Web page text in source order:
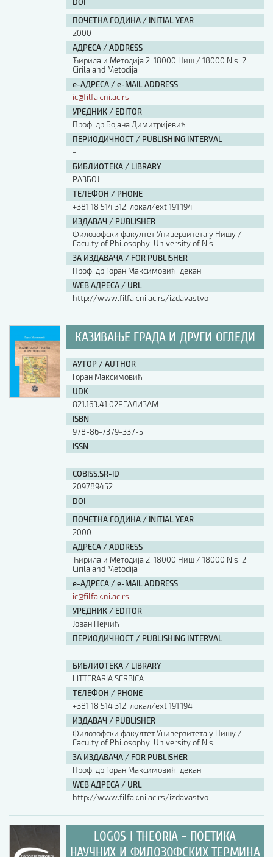
ПОЧЕТНА ГОДИНА / INITIAL YEAR
2000
АДРЕСА / ADDRESS
Ћирила и Методија 2, 18000 Ниш / 18000 Nis, 2
Cirila and Metodija
е-АДРЕСА / e-MAIL ADDRESS
ic@filfak.ni.ac.rs
УРЕДНИК / EDITOR
Проф. др Бојана Димитријевић
ПЕРИОДИЧНОСТ / PUBLISHING INTERVAL
-
БИБЛИОТЕКА / LIBRARY
РАЗБОЈ
ТЕЛЕФОН / PHONE
+381 18 514 312, локал/ext 191,194
ИЗДАВАЧ / PUBLISHER
Филозофски факултет Универзитета у Нишу /
Faculty of Philosophy, University of Nis
ЗА ИЗДАВАЧА / FOR PUBLISHER
Проф. др Горан Максимовић, декан
WEB АДРЕСА / URL
http://www.filfak.ni.ac.rs/izdavastvo
КАЗИВАЊЕ ГРАДА И ДРУГИ ОГЛЕДИ
АУТОР / AUTHOR
Горан Максимовић
UDK
821.163.41.02РЕАЛИЗАМ
ISBN
978-86-7379-337-5
ISSN
-
COBISS.SR-ID
209789452
DOI
ПОЧЕТНА ГОДИНА / INITIAL YEAR
2000
АДРЕСА / ADDRESS
Ћирила и Методија 2, 18000 Ниш / 18000 Nis, 2
Cirila and Metodija
е-АДРЕСА / e-MAIL ADDRESS
ic@filfak.ni.ac.rs
УРЕДНИК / EDITOR
Јован Пејчић
ПЕРИОДИЧНОСТ / PUBLISHING INTERVAL
-
БИБЛИОТЕКА / LIBRARY
LITTERARIA SERBICA
ТЕЛЕФОН / PHONE
+381 18 514 312, локал/ext 191,194
ИЗДАВАЧ / PUBLISHER
Филозофски факултет Универзитета у Нишу /
Faculty of Philosophy, University of Nis
ЗА ИЗДАВАЧА / FOR PUBLISHER
Проф. др Горан Максимовић, декан
WEB АДРЕСА / URL
http://www.filfak.ni.ac.rs/izdavastvo
LOGOS I THEORIA - ПОЕТИКА
НАУЧНИХ И ФИЛОЗОФСКИХ ТЕРМИНА